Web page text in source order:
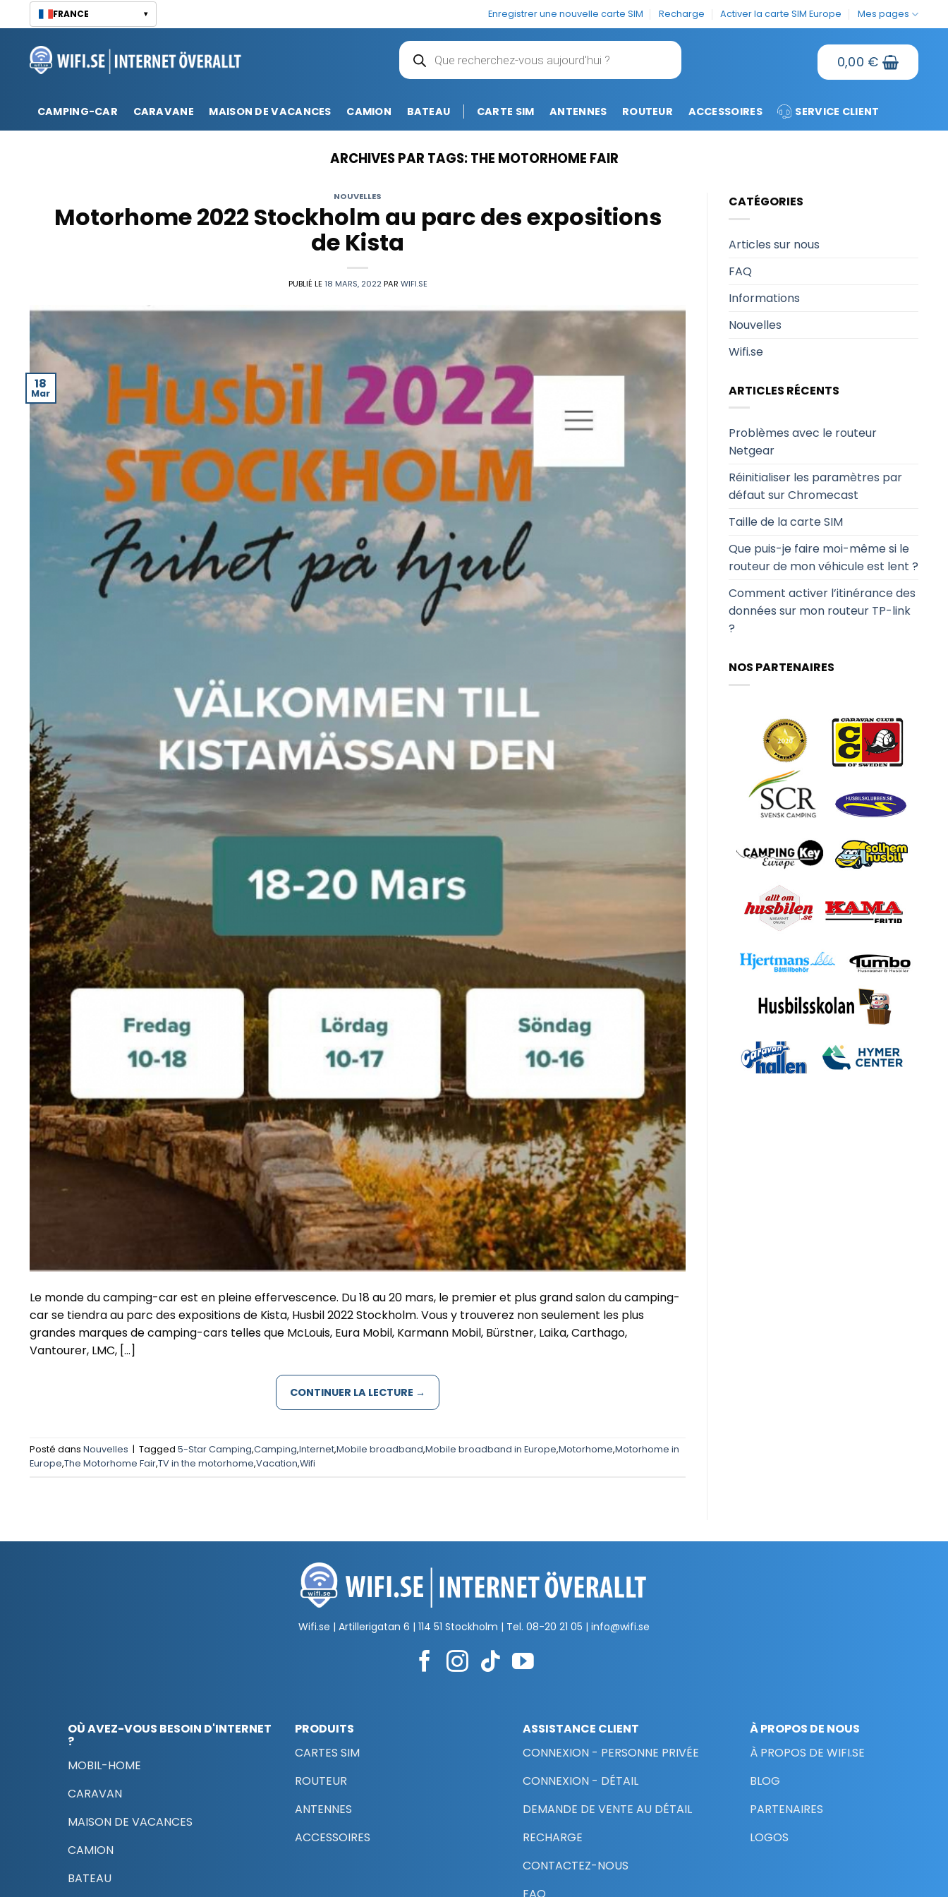
Passer
au
contenu
FRANCE ▾ Enregistrer une nouvelle carte SIM Recharge Activer la carte SIM Europe Mes pages
Recherche
de
produits 0,00 €
CAMPING-CAR CARAVANE MAISON DE VACANCES CAMION BATEAU CARTE SIM ANTENNES ROUTEUR ACCESSOIRES SERVICE CLIENT
ARCHIVES PAR TAGS: THE MOTORHOME FAIR
NOUVELLES
Motorhome 2022 Stockholm au parc des expositions
de Kista
PUBLIÉ LE18 MARS, 2022 PAR WIFI.SE
18
Mar
Le monde du camping-car est en pleine effervescence. Du 18 au 20 mars, le premier et plus grand salon du camping-
car se tiendra au parc des expositions de Kista, Husbil 2022 Stockholm. Vous y trouverez non seulement les plus
grandes marques de camping-cars telles que McLouis, Eura Mobil, Karmann Mobil, Bürstner, Laika, Carthago,
Vantourer, LMC, […]
CONTINUER LA LECTURE →
Posté dans Nouvelles | Tagged 5-Star Camping,Camping,Internet,Mobile broadband,Mobile broadband in Europe,Motorhome,Motorhome in
Europe,The Motorhome Fair,TV in the motorhome,Vacation,Wifi
CATÉGORIES
Articles sur nous
FAQ
Informations
Nouvelles
Wifi.se
ARTICLES RÉCENTS
Problèmes avec le routeur
Netgear
Réinitialiser les paramètres par
défaut sur Chromecast
Taille de la carte SIM
Que puis-je faire moi-même si le
routeur de mon véhicule est lent ?
Comment activer l’itinérance des
données sur mon routeur TP-link
?
NOS PARTENAIRES
Wifi.se | Artillerigatan 6 | 114 51 Stockholm | Tel. 08-20 21 05 | info@wifi.se
OÙ AVEZ-VOUS BESOIN D'INTERNET
?
MOBIL-HOME
CARAVAN
MAISON DE VACANCES
CAMION
BATEAU
PRODUITS
CARTES SIM
ROUTEUR
ANTENNES
ACCESSOIRES
ASSISTANCE CLIENT
CONNEXION - PERSONNE PRIVÉE
CONNEXION - DÉTAIL
DEMANDE DE VENTE AU DÉTAIL
RECHARGE
CONTACTEZ-NOUS
À PROPOS DE NOUS
À PROPOS DE WIFI.SE
BLOG
PARTENAIRES
LOGOS